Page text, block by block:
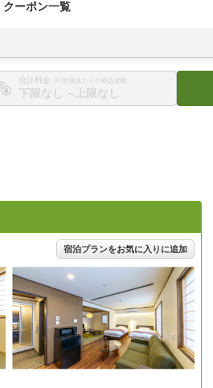
クーポン一覧
合計料金 ※1部屋あたりの税込金額
〜
宿泊プランをお気に入りに追加